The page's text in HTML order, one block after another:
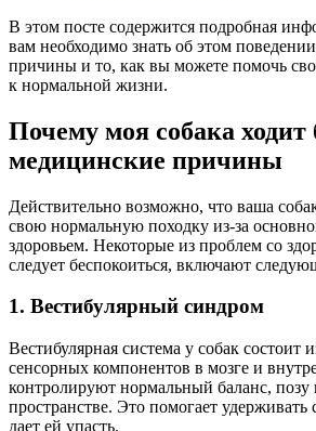
В этом посте содержится подробная
вам необходимо знать об этом
причины и то, как вы можете помочь
к нормальной жизни.
Почему моя собака
медицинские причины
Действительно возможно, что ваша
свою нормальную походку из-за
здоровьем. Некоторые из проблем со
следует беспокоиться, включают
1. Вестибулярный синдром
Вестибулярная система у собак состоит
сенсорных компонентов в мозге и
контролируют нормальный баланс,
пространстве. Это помогает удерживать
дает ей упасть.